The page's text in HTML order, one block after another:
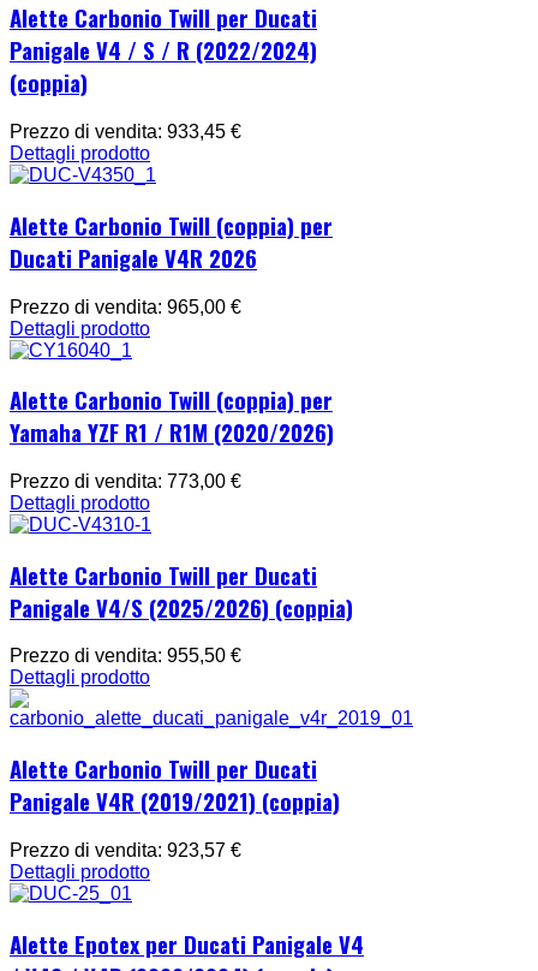
Alette Carbonio Twill per Ducati
Panigale V4 / S / R (2022/2024)
(coppia)
Prezzo di vendita: 933,45 €
Dettagli prodotto
Alette Carbonio Twill (coppia) per
Ducati Panigale V4R 2026
Prezzo di vendita: 965,00 €
Dettagli prodotto
Alette Carbonio Twill (coppia) per
Yamaha YZF R1 / R1M (2020/2026)
Prezzo di vendita: 773,00 €
Dettagli prodotto
Alette Carbonio Twill per Ducati
Panigale V4/S (2025/2026) (coppia)
Prezzo di vendita: 955,50 €
Dettagli prodotto
Alette Carbonio Twill per Ducati
Panigale V4R (2019/2021) (coppia)
Prezzo di vendita: 923,57 €
Dettagli prodotto
Alette Epotex per Ducati Panigale V4